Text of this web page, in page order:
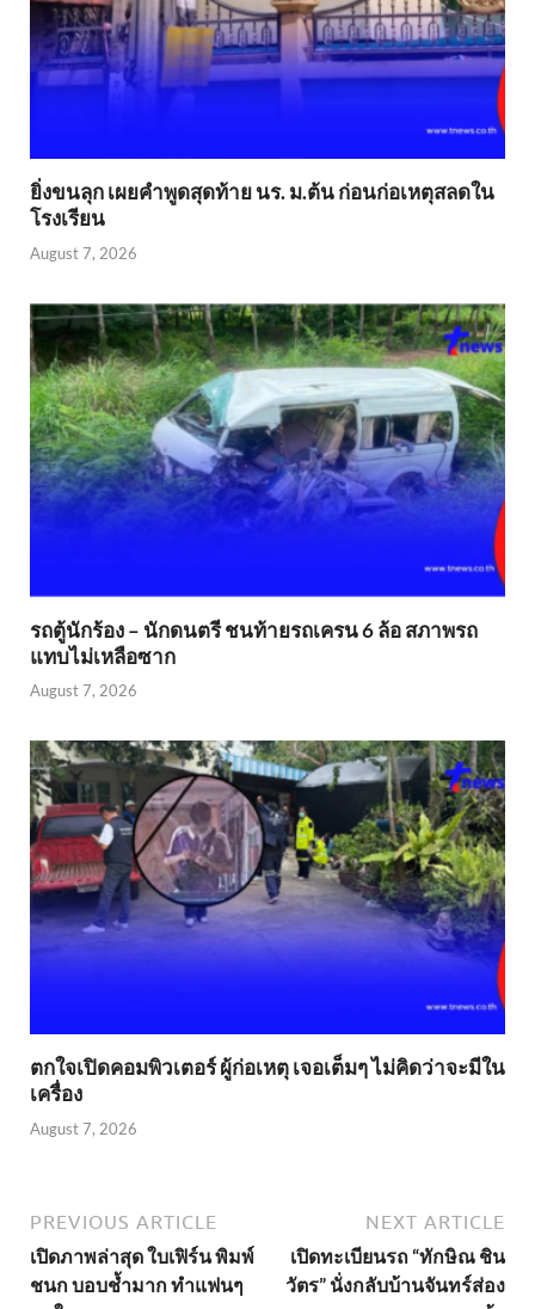
ยิ่งขนลุก เผยคำพูดสุดท้าย นร. ม.ต้น ก่อนก่อเหตุสลดใน
โรงเรียน
August 7, 2026
รถตู้นักร้อง – นักดนตรี ชนท้ายรถเครน 6 ล้อ สภาพรถ
แทบไม่เหลือซาก
August 7, 2026
ตกใจเปิดคอมพิวเตอร์ ผู้ก่อเหตุ เจอเต็มๆ ไม่คิดว่าจะมีใน
เครื่อง
August 7, 2026
PREVIOUS ARTICLE
เปิดภาพล่าสุด ใบเฟิร์น พิมพ์
ชนก บอบช้ำมาก ทำแฟนๆ
NEXT ARTICLE
เปิดทะเบียนรถ “ทักษิณ ชิน
วัตร” นั่งกลับบ้านจันทร์ส่อง